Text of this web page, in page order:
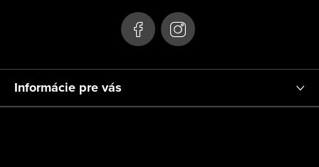
Informácie pre vás